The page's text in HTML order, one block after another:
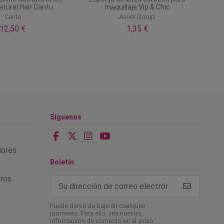
Hair Cantu
Cantú
12,50 €
maquillaje Vip & Chic
Asuer Group
1,35 €
Síguenos
Boletín
Puede darse de baja en cualquier
momento. Para ello, vea nuestra
información de contacto en el aviso